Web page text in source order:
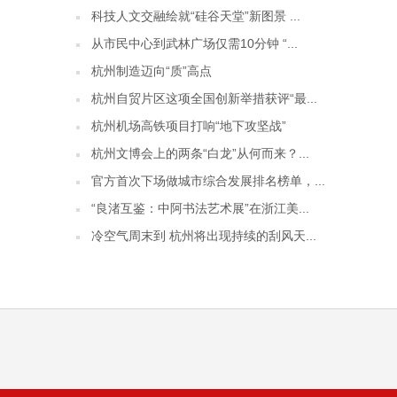
科技人文交融绘就“硅谷天堂”新图景 ...
从市民中心到武林广场仅需10分钟 “...
杭州制造迈向“质”高点
杭州自贸片区这项全国创新举措获评“最...
杭州机场高铁项目打响“地下攻坚战”
杭州文博会上的两条“白龙”从何而来？...
官方首次下场做城市综合发展排名榜单，...
“良渚互鉴：中阿书法艺术展”在浙江美...
冷空气周末到 杭州将出现持续的刮风天...